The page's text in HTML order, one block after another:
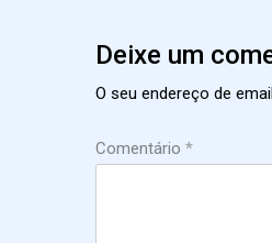
Deixe um
O seu endereço de
Comentário *